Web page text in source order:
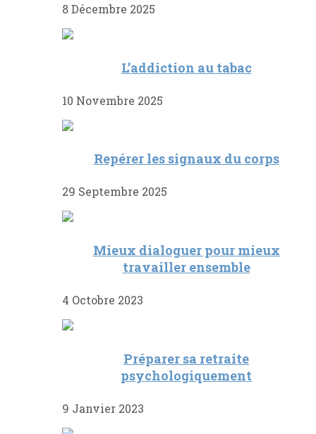
8 Décembre 2025
L’addiction au tabac
10 Novembre 2025
Repérer les signaux du corps
29 Septembre 2025
Mieux dialoguer pour mieux
travailler ensemble
4 Octobre 2023
Préparer sa retraite
psychologiquement
9 Janvier 2023